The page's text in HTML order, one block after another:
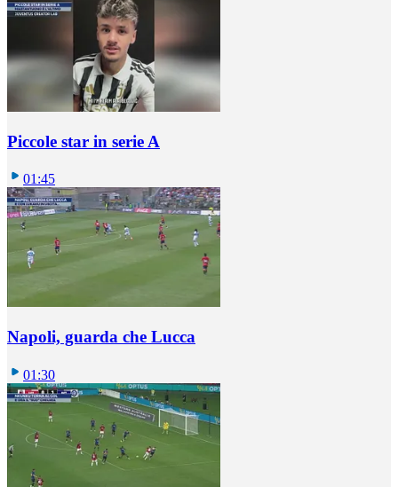
Piccole star in serie A
01:45
Napoli, guarda che Lucca
01:30